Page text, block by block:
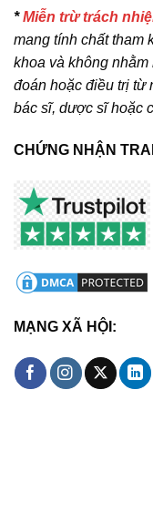
*Miễn trừ trách
mang tính chất tham
khoa và không
đoán hoặc điều trị từ
bác sĩ, dược sĩ hoặc
CHỨNG NHẬN
MẠNG XÃ HỘI: